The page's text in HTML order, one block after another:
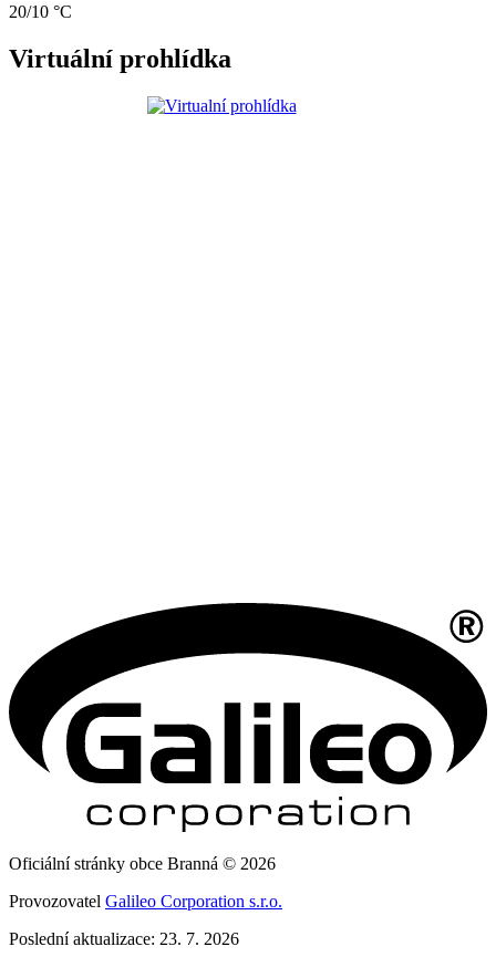
20/10 °C
Virtuální prohlídka
Oficiální stránky obce Branná © 2026
Provozovatel Galileo Corporation s.r.o.
Poslední aktualizace: 23. 7. 2026